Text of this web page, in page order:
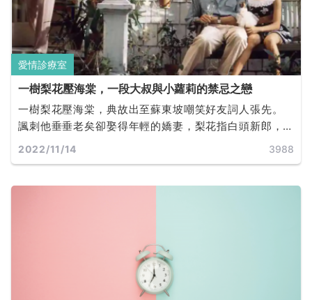
愛情診療室
一樹梨花壓海棠，一段大叔與小蘿莉的禁忌之戀
一樹梨花壓海棠，典故出至蘇東坡嘲笑好友詞人張先。
諷刺他垂垂老矣卻娶得年輕的嬌妻，梨花指白頭新郎，
海棠指紅妝新娘。因此此部電影名稱也借用此句象徵老
2022/11/14 3988